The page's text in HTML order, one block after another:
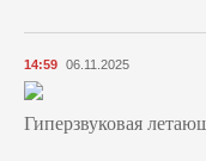
14:59 06.11.2025
Гиперзвуковая